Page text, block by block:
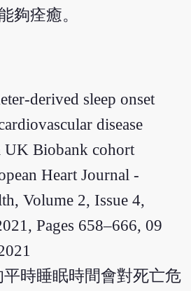
夠痊癒。
derived sleep onset
disease
UK Biobank cohort
Heart Journal -
Volume 2, Issue 4,
Pages 658–666, 09
平時睡眠時間會對死亡危